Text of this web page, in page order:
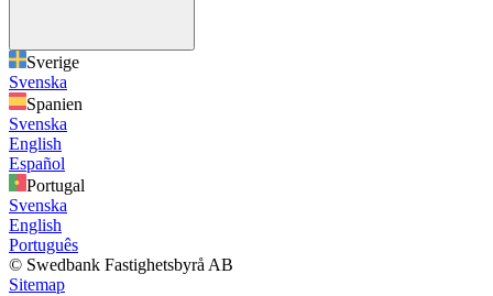
Sverige
Svenska
Spanien
Svenska
English
Español
Portugal
Svenska
English
Português
© Swedbank Fastighetsbyrå AB
Sitemap